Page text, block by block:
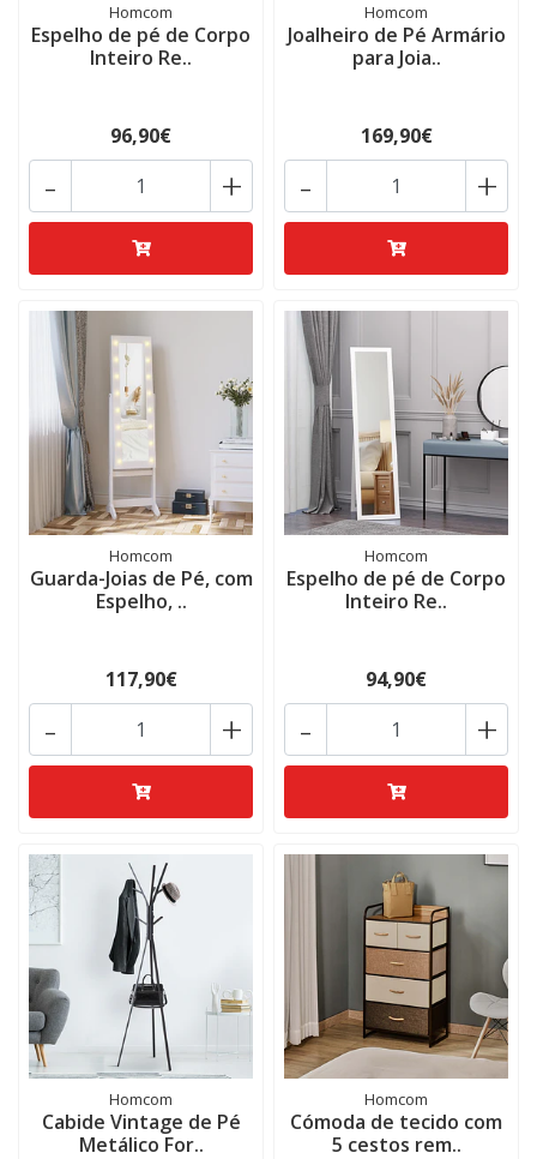
Homcom
Espelho de pé de Corpo
Inteiro Re..
96,90€
+
-
Homcom
Joalheiro de Pé Armário
para Joia..
169,90€
+
-
Homcom
Guarda-Joias de Pé, com
Espelho, ..
117,90€
+
-
Homcom
Espelho de pé de Corpo
Inteiro Re..
94,90€
+
-
Homcom
Cabide Vintage de Pé
Metálico For..
Homcom
Cómoda de tecido com
5 cestos rem..